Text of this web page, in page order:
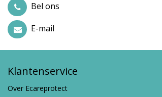
Bel ons
E-mail
Klantenservice
Over Ecareprotect